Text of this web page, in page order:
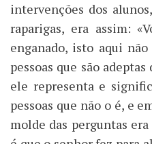
intervenções dos
raparigas, era assim:
enganado, isto aqui
pessoas que são
ele representa e
pessoas que não o é, e
molde das perguntas